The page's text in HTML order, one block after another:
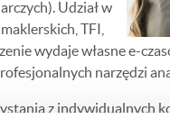
Udział w
TFI,
wydaje własne e-
narzędzi
z indywidualnych